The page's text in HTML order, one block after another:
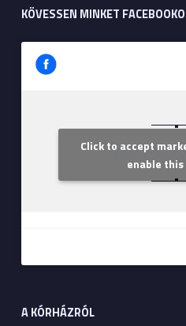
KÖVESSEN MINKET
Szent
Click to accept
enable
A KÓRHÁZRÓL